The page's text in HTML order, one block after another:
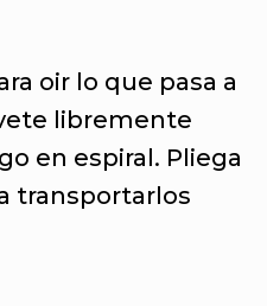
oir lo que pasa a
libremente
en espiral. Pliega
transportarlos